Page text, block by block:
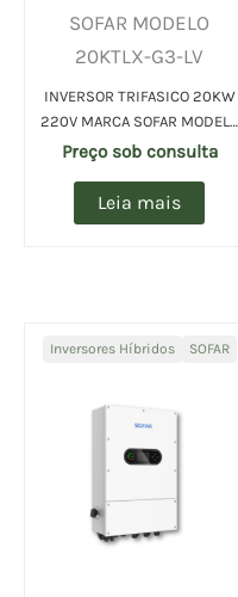
SOFAR MODELO
20KTLX-G3-LV
INVERSOR TRIFASICO 20KW
220V MARCA SOFAR MODELO
20KTLX-G3-LV (UN)
Preço sob consulta
Leia mais
Inversores Híbridos SOFAR